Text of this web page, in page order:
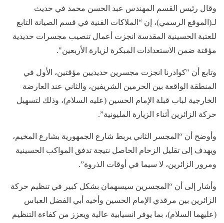
وقال رئيس القسم المهندس عبد الحسن محمد في حديث
لـ(الموقع الرسمي)، إن “الملاكات الفنية في قسم الصيانة التابع
للعتبة الحسينية المقدسة انجزت أعمال تنصيب مجسرات حديدية
مؤقتة ضمن الاستعدادات المبكرة لزيارة الأربعين".
وتابع أن "كوادرنا انجزت مجسرين حديديين مؤقتين، الأول في
المنطقة الواقعة بين الحرمين الشريفين، والثاني عند العارضة
الخارجية لباب قبلة الإمام الحسين (عليه السلام)، وذلك لتسهيل
حركة الزائرين أثناء الزيارة المليونية”.
وأوضح أن “المجسر الثاني يربط شارع الجمهورية بشارع المخيم،
ويهدف إلى تقليل الزحام الحاصل نتيجة تدفق المواكب الحسينية
ومرور الزائرين، لا سيما في أوقات الذروة”.
وأشار إلى أن “المجسرين سيسهمان بشكل كبير في تنظيم حركة
الزائرين بين مرقدي الإمام الحسين وأخيه أبي الفضل العباس
(عليهما السلام)، بما يوفر انسيابية عالية ويعزز من كفاءة التنظيم